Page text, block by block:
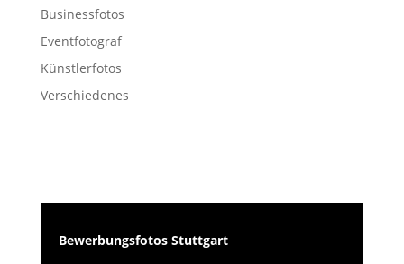
Businessfotos
Eventfotograf
Künstlerfotos
Verschiedenes
Bewerbungsfotos Stuttgart